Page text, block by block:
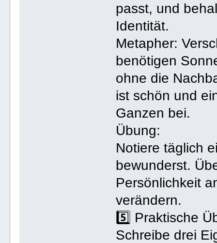
passt, und
Identität.
Metapher:
benötigen
ohne die
ist schön und
Ganzen bei.
Übung:
Notiere täglich
bewunderst.
Persönlichkeit
verändern.
5️⃣ Praktische
Schreibe drei